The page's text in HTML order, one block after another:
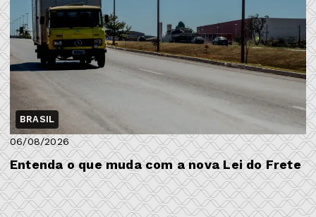
BRASIL
06/08/2026
Entenda o que muda com a nova Lei do Frete